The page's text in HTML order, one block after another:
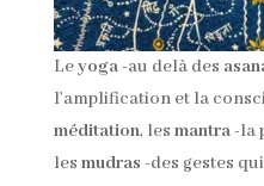
Leyoga-au delà des
l’amplification et la
méditation, les mantra-la
les mudras -des gestes